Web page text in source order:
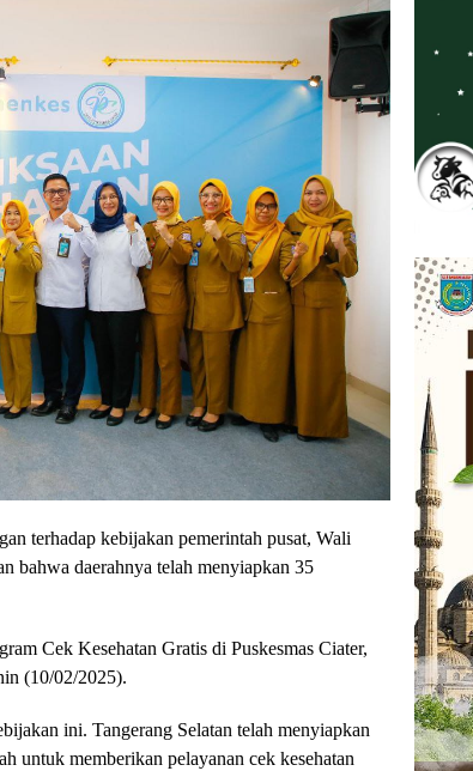
terhadap kebijakan pemerintah pusat, Wali
bahwa daerahnya telah menyiapkan 35
Cek Kesehatan Gratis di Puskesmas Ciater,
(10/02/2025).
ini. Tangerang Selatan telah menyiapkan
untuk memberikan pelayanan cek kesehatan